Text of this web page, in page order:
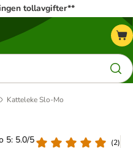
tollavgifter**
Katteleke Slo-Mo
5: 5.0/5
(2)